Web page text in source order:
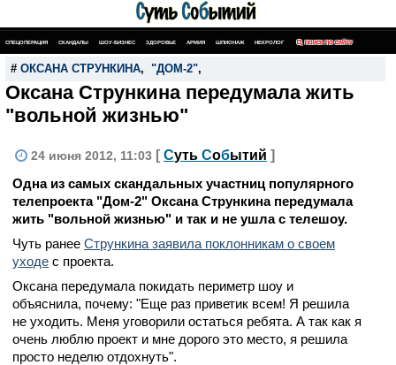
СПЕЦОПЕРАЦИЯ СКАНДАЛЫ ШОУ-БИЗНЕС ЗДОРОВЬЕ АРМИЯ ШПИОНАЖ НЕКРОЛОГ ПОИСК ПО САЙТУ
# ОКСАНА СТРУНКИНА, "ДОМ-2",
Оксана Стрункина передумала жить
"вольной жизнью"
24 июня 2012, 11:03 [ Суть Событий ]
Одна из самых скандальных участниц популярного
телепроекта "Дом-2" Оксана Стрункина передумала
жить "вольной жизнью" и так и не ушла с телешоу.
Чуть ранее Стрункина заявила поклонникам о своем
уходе с проекта.
Оксана передумала покидать периметр шоу и
объяснила, почему: "Еще раз приветик всем! Я решила
не уходить. Меня уговорили остаться ребята. А так как я
очень люблю проект и мне дорого это место, я решила
просто неделю отдохнуть".